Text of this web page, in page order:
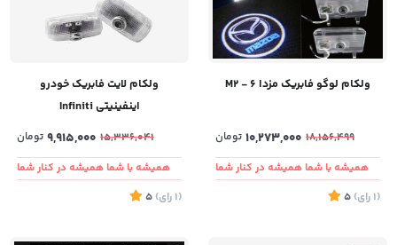
ولکام لوگو فابریک مزدا ۶ - M2
18,156,499
10,273,000 تومان
همیشه با شما همیشه در کنار شما
(1 رای)
5
ولکام لایت فابریک خودرو
اینفینیتی Infiniti
15,336,041
9,915,000 تومان
همیشه با شما همیشه در کنار شما
(1 رای)
5